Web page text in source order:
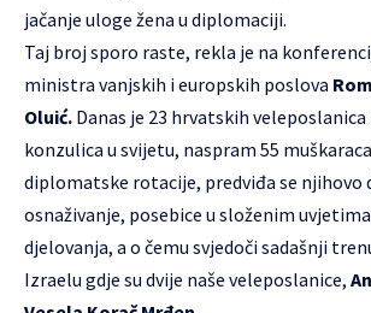
jačanje uloge žena u diplomaciji.
Taj broj sporo raste, rekla je na
ministra vanjskih i europskih poslova
Oluić. Danas je 23 hrvatskih
konzulica u svijetu, naspram 55
diplomatske rotacije, predviđa se njihovo
osnaživanje, posebice u složenim
djelovanja, a o čemu svjedoči sadašnji
Izraelu gdje su dvije naše veleposlanice,